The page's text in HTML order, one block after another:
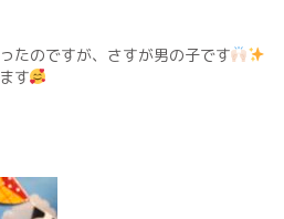
たのですが、さすが男の子です
す